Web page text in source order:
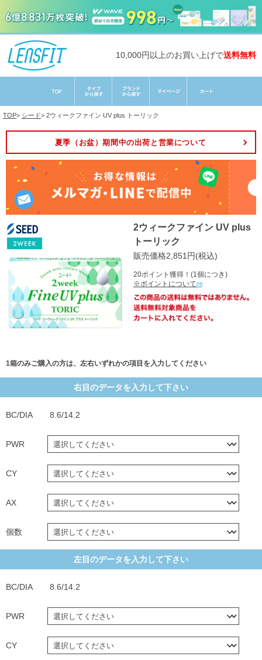
10,000円以上のお買い上げで送料無料
TOP> シード> 2ウィークファイン UV plus トーリック
夏季（お盆）期間中の出荷と営業について
2ウィークファイン UV plus
トーリック
販売価格2,851円(税込)
20ポイント獲得！(1個につき)
※ポイントについて
1箱のみご購入の方は、左右いずれかの項目を入力してください
右目のデータを入力して下さい
BC/DIA 8.6/14.2
PWR
CY
AX
個数
左目のデータを入力して下さい
BC/DIA 8.6/14.2
PWR
CY